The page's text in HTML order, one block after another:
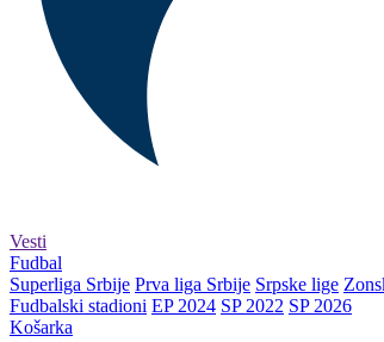
Vesti
Fudbal
Superliga Srbije Prva liga Srbije Srpske lige
Fudbalski stadioni EP 2024 SP 2022 SP 2026
Košarka